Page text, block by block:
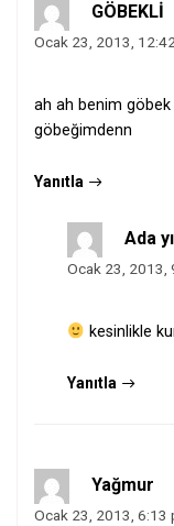
GÖBEKLİ
Ocak 23, 2013,
ah ah benim
göbeğimdenn
Yanıtla
Ada
Ocak 23, 2013,
kesinlikle
Yanıtla
Yağmur
Ocak 23, 2013, 6:13